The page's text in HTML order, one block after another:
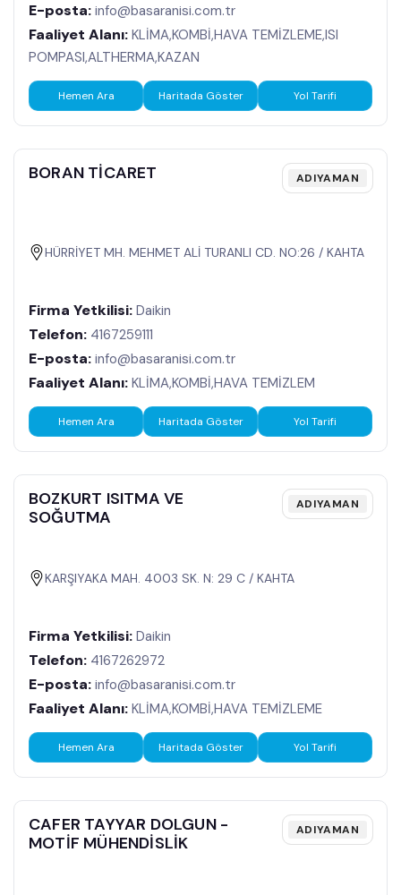
E-posta: info@basaranisi.com.tr
Faaliyet Alanı: KLİMA,KOMBİ,HAVA TEMİZLEME,ISI
POMPASI,ALTHERMA,KAZAN
Hemen Ara Haritada Göster Yol Tarifi
ADIYAMAN
BORAN TİCARET
HÜRRİYET MH. MEHMET ALİ TURANLI CD. NO:26 / KAHTA
Firma Yetkilisi: Daikin
Telefon: 4167259111
E-posta: info@basaranisi.com.tr
Faaliyet Alanı: KLİMA,KOMBİ,HAVA TEMİZLEM
Hemen Ara Haritada Göster Yol Tarifi
ADIYAMAN
BOZKURT ISITMA VE
SOĞUTMA
KARŞIYAKA MAH. 4003 SK. N: 29 C / KAHTA
Firma Yetkilisi: Daikin
Telefon: 4167262972
E-posta: info@basaranisi.com.tr
Faaliyet Alanı: KLİMA,KOMBİ,HAVA TEMİZLEME
Hemen Ara Haritada Göster Yol Tarifi
ADIYAMAN
CAFER TAYYAR DOLGUN -
MOTİF MÜHENDİSLİK